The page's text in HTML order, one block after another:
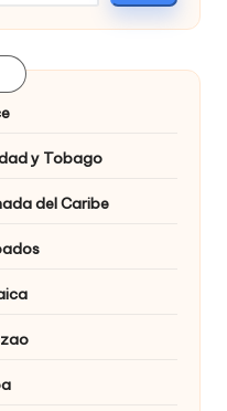
y Tobago
del Caribe